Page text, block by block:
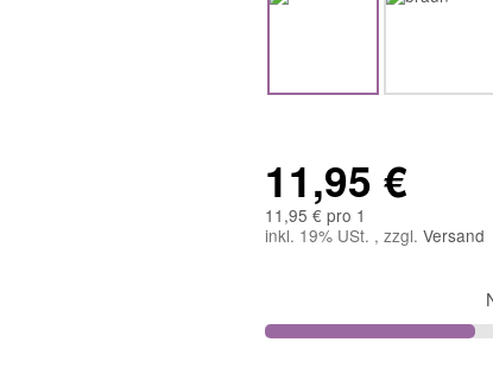
11,95 €
11,95 € pro 1
inkl. 19% USt. , zzgl. Versand